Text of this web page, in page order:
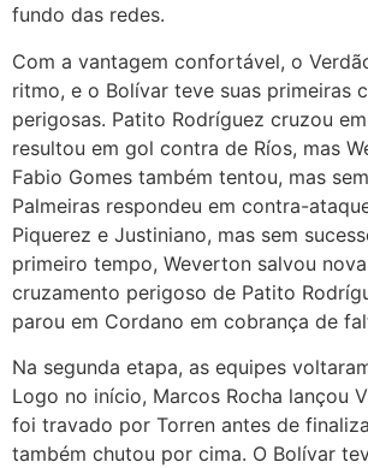
fundo das redes.
Com a vantagem confortável, o
ritmo, e o Bolívar teve suas primeiras
perigosas. Patito Rodríguez cruzou
resultou em gol contra de Ríos, mas
Fabio Gomes também tentou, mas
Palmeiras respondeu em contra-
Piquerez e Justiniano, mas sem
primeiro tempo, Weverton salvou
cruzamento perigoso de Patito
parou em Cordano em cobrança de
Na segunda etapa, as equipes
Logo no início, Marcos Rocha lançou
foi travado por Torren antes de
também chutou por cima. O Bolívar